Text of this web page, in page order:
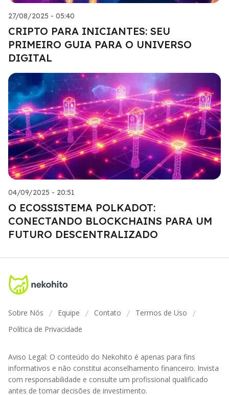
27/08/2025 - 05:40
CRIPTO PARA INICIANTES: SEU
PRIMEIRO GUIA PARA O UNIVERSO
DIGITAL
04/09/2025 - 20:51
O ECOSSISTEMA POLKADOT:
CONECTANDO BLOCKCHAINS PARA UM
FUTURO DESCENTRALIZADO
Sobre Nós / Equipe / Contato / Termos de Uso /
Política de Privacidade
Aviso Legal: O conteúdo do Nekohito é apenas para fins
informativos e não constitui aconselhamento financeiro. Invista
com responsabilidade e consulte um profissional qualificado
antes de tomar decisões de investimento.